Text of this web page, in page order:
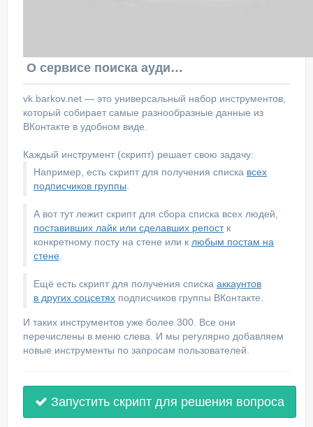
О сервисе поиска аудитории ВКонтакте
vk.barkov.net — это универсальный набор инструментов,
который собирает самые разнообразные данные из
ВКонтакте в удобном виде.
Каждый инструмент (скрипт) решает свою задачу:
Например, есть скрипт для получения списка всех
подписчиков группы
А вот тут лежит скрипт для сбора списка всех людей,
поставивших лайк или сделавших репостк
конкретному посту на стене или к любым постам на
стене
Ещё есть скрипт для получения списка аккаунтов
в других соцсетях подписчиков группы ВКонтакте.
И таких инструментов уже более 300. Все они
перечислены в меню слева. И мы регулярно добавляем
новые инструменты по запросам пользователей.
Запустить скрипт для решения вопроса